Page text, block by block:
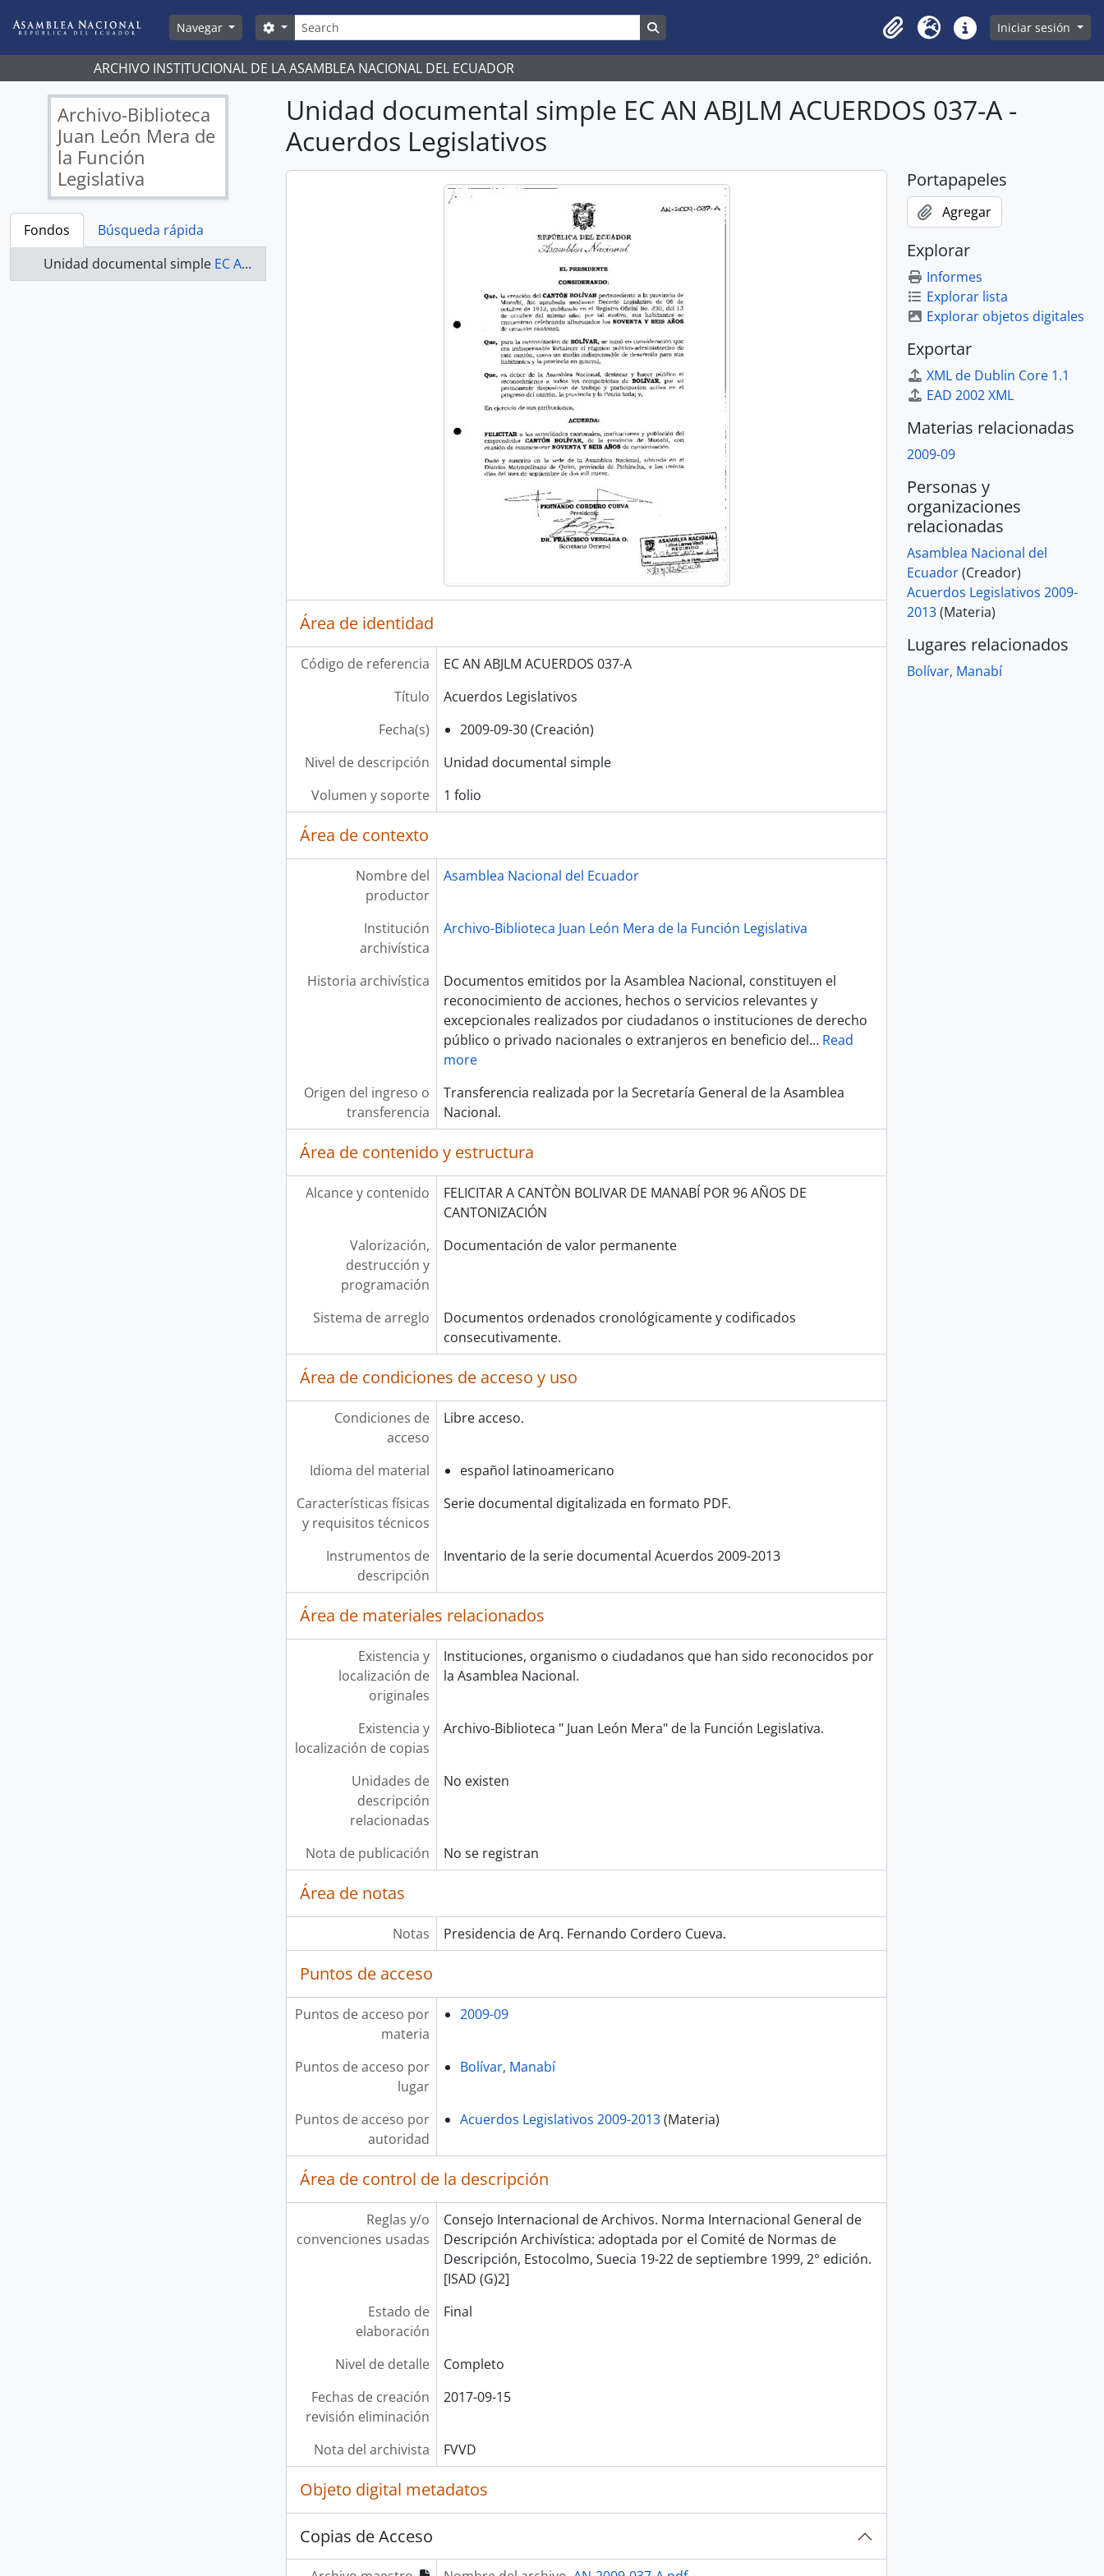
Navegar
Búsqueda
Search options
Clipboard
Idioma Enlaces rápidos
Iniciar sesión
ARCHIVO INSTITUCIONAL DE LA ASAMBLEA NACIONAL DEL ECUADOR
Archivo-Biblioteca
Juan León Mera de
la Función
Legislativa
Fondos
Búsqueda rápida
Unidad documental simple EC AN ABJLM ACUERDOS 037-A - Acuerdos Legislativos
Unidad documental simple EC AN ABJLM ACUERDOS 037-A -
Acuerdos Legislativos
Área de identidad
Código de referencia
EC AN ABJLM ACUERDOS 037-A
Título
Acuerdos Legislativos
Fecha(s)
2009-09-30 (Creación)
Nivel de descripción
Unidad documental simple
Volumen y soporte
1 folio
Área de contexto
Nombre del
productor
Asamblea Nacional del Ecuador
Institución
archivística
Archivo-Biblioteca Juan León Mera de la Función Legislativa
Historia archivística
Documentos emitidos por la Asamblea Nacional, constituyen el
reconocimiento de acciones, hechos o servicios relevantes y
excepcionales realizados por ciudadanos o instituciones de derecho
público o privado nacionales o extranjeros en beneficio del… Read
more
Origen del ingreso o
transferencia
Transferencia realizada por la Secretaría General de la Asamblea
Nacional.
Área de contenido y estructura
Alcance y contenido
FELICITAR A CANTÒN BOLIVAR DE MANABÍ POR 96 AÑOS DE
CANTONIZACIÓN
Valorización,
destrucción y
programación
Documentación de valor permanente
Sistema de arreglo
Documentos ordenados cronológicamente y codificados
consecutivamente.
Área de condiciones de acceso y uso
Condiciones de
acceso
Libre acceso.
Idioma del material
español latinoamericano
Características físicas
y requisitos técnicos
Serie documental digitalizada en formato PDF.
Instrumentos de
descripción
Inventario de la serie documental Acuerdos 2009-2013
Área de materiales relacionados
Existencia y
localización de
originales
Instituciones, organismo o ciudadanos que han sido reconocidos por
la Asamblea Nacional.
Existencia y
localización de copias
Archivo-Biblioteca " Juan León Mera" de la Función Legislativa.
Unidades de
descripción
relacionadas
No existen
Nota de publicación No se registran
Área de notas
Notas Presidencia de Arq. Fernando Cordero Cueva.
Puntos de acceso
Puntos de acceso por
materia
2009-09
Puntos de acceso por
lugar
Bolívar, Manabí
Puntos de acceso por
autoridad
Acuerdos Legislativos 2009-2013(Materia)
Área de control de la descripción
Reglas y/o
convenciones usadas
Consejo Internacional de Archivos. Norma Internacional General de
Descripción Archivística: adoptada por el Comité de Normas de
Descripción, Estocolmo, Suecia 19-22 de septiembre 1999, 2° edición.
[ISAD (G)2]
Estado de
elaboración
Final
Nivel de detalle
Completo
Fechas de creación
revisión eliminación
2017-09-15
Nota del archivista FVVD
Objeto digital metadatos
Copias de Acceso
Portapapeles
Agregar
Explorar
Informes
Explorar lista
Explorar objetos digitales
Exportar
XML de Dublin Core 1.1
EAD 2002 XML
Materias relacionadas
2009-09
Personas y
organizaciones
relacionadas
Asamblea Nacional del
Ecuador(Creador)
Acuerdos Legislativos 2009-
2013(Materia)
Lugares relacionados
Bolívar, Manabí